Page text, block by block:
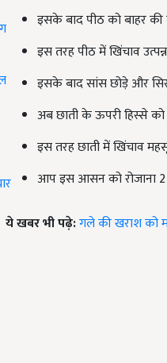
इसके बाद पीठ को बाहर
इस तरह पीठ में खिंचाव
इसके बाद सांस छोड़े और
अब छाती के ऊपरी हिस्से
इस तरह छाती में खिंचाव
आप इस आसन को रोजाना 2
ये खबर भी पढ़े:गले की खराश को